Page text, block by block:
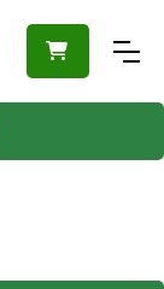
